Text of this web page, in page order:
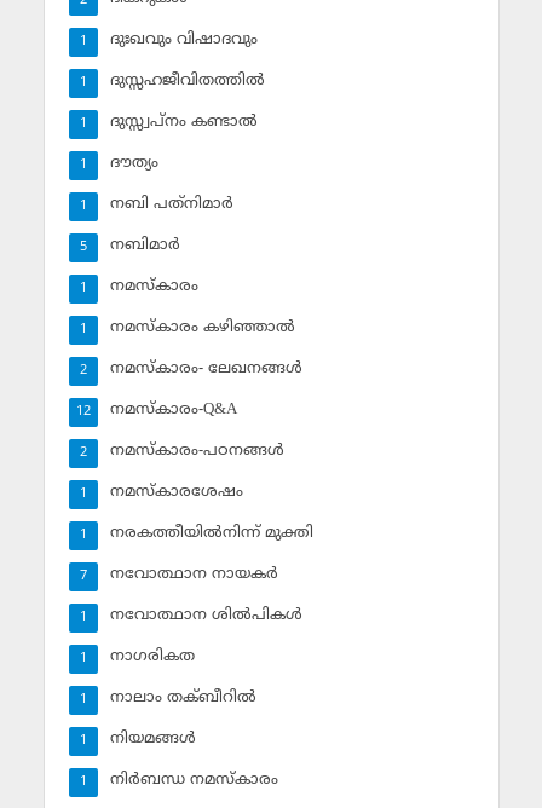
ദുഃഖവും വിഷാദവും
1
ദുസ്സഹജീവിതത്തില്‍
1
ദുസ്സ്വപ്‌നം കണ്ടാല്‍
1
ദൗത്യം
1
നബി പത്‌നിമാര്‍
1
നബിമാര്‍
5
നമസ്‌കാരം
1
നമസ്‌കാരം കഴിഞ്ഞാല്‍
1
നമസ്‌കാരം- ലേഖനങ്ങള്‍
2
നമസ്‌കാരം-Q&A
12
നമസ്‌കാരം-പഠനങ്ങള്‍
2
നമസ്‌കാരശേഷം
1
നരകത്തീയില്‍നിന്ന് മുക്തി
1
നവോത്ഥാന നായകര്‍
7
നവോത്ഥാന ശില്‍പികള്‍
1
നാഗരികത
1
നാലാം തക്ബീറില്‍
1
നിയമങ്ങള്‍
1
നിര്‍ബന്ധ നമസ്‌കാരം
1